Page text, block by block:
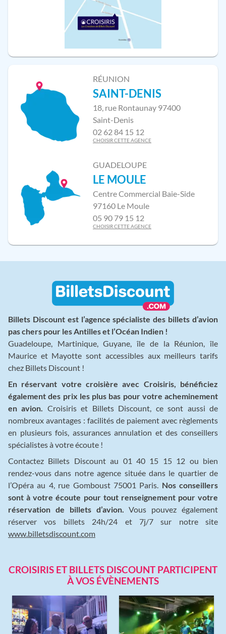
RÉUNION
SAINT-DENIS
18, rue Rontaunay 97400
Saint-Denis
02 62 84 15 12
CHOISIR CETTE AGENCE
GUADELOUPE
LE MOULE
Centre Commercial Baie-Side
97160 Le Moule
05 90 79 15 12
CHOISIR CETTE AGENCE
Billets Discount est l’agence spécialiste des billets d’avion
pas chers pour les Antilles et l’Océan Indien !
Guadeloupe, Martinique, Guyane, île de la Réunion, île
Maurice et Mayotte sont accessibles aux meilleurs tarifs
chez Billets Discount !
En réservant votre croisière avec Croisiris, bénéficiez
également des prix les plus bas pour votre acheminement
en avion.
Croisiris et Billets Discount, ce sont aussi de
nombreux avantages : facilités de paiement avec règlements
en plusieurs fois, assurances annulation et des conseillers
spécialistes à votre écoute !
Contactez Billets Discount au 01 40 15 15 12 ou bien
rendez-vous dans notre agence située dans le quartier de
l’Opéra au 4, rue Gomboust 75001 Paris. Nos conseillers
sont à votre écoute pour tout renseignement pour votre
réservation de billets d’avion.
Vous pouvez également
réserver vos billets 24h/24 et 7j/7 sur notre site
www.billetsdiscount.com
CROISIRIS ET BILLETS DISCOUNT PARTICIPENT
À VOS ÉVÈNEMENTS